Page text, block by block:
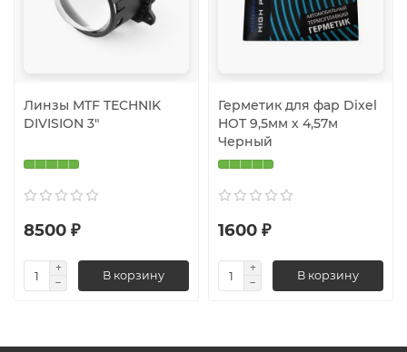
Линзы MTF TECHNIK
DIVISION 3"
8500 ₽
В корзину
Герметик для фар Dixel
HOT 9,5мм х 4,57м
Черный
1600 ₽
В корзину